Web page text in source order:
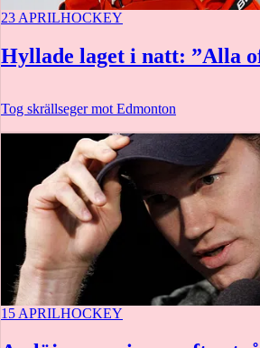
23 APRILHOCKEY
Hyllade laget i natt: ”Alla
Tog skrällseger mot Edmonton
15 APRILHOCKEY